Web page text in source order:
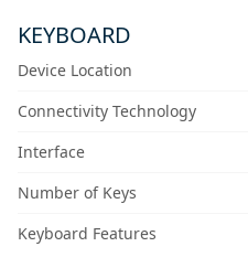
KEYBOARD
Device Location
Connectivity Technology
Interface
Number of Keys
Keyboard Features